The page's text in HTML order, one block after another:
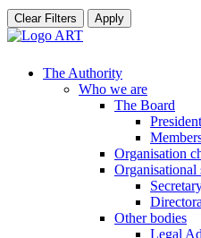
Clear Filters Apply
The Authority
Who we are
The Board
President
Organisation
Organisational
Other bodies
Legal